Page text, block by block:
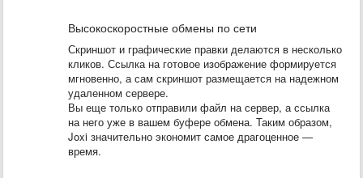
Высокоскоростные обмены по сети
Скриншот и графические правки делаются в несколько
кликов. Ссылка на готовое изображение формируется
мгновенно, а сам скриншот размещается на надежном
удаленном сервере.
Вы еще только отправили файл на сервер, а ссылка
на него уже в вашем буфере обмена. Таким образом,
Joxi значительно экономит самое драгоценное —
время.